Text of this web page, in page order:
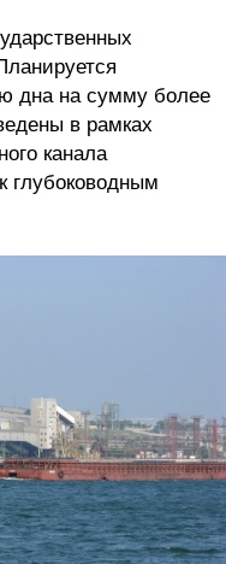
дна на сумму более
в рамках
канала
глубоководным